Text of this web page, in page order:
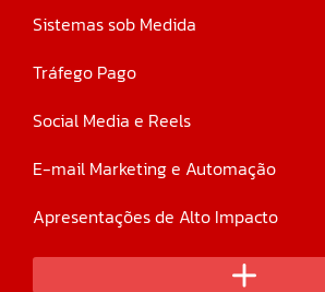
Sistemas sob Medida
Tráfego Pago
Social Media e Reels
E-mail Marketing e Automação
Apresentações de Alto Impacto